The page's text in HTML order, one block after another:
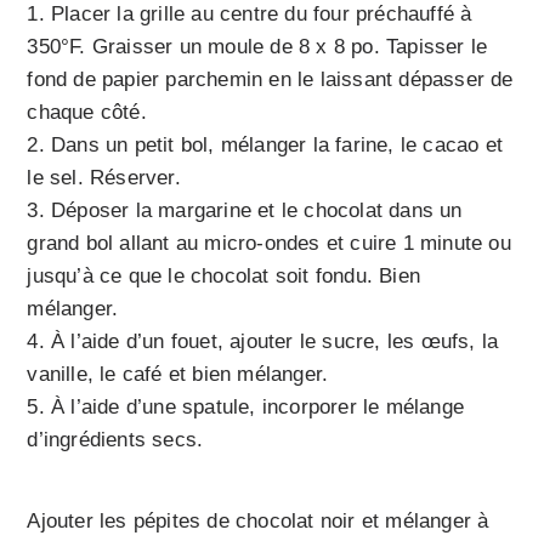
Placer la grille au centre du four préchauffé à
350°F. Graisser un moule de 8 x 8 po. Tapisser le
fond de papier parchemin en le laissant dépasser de
chaque côté.
Dans un petit bol, mélanger la farine, le cacao et
le sel. Réserver.
Déposer la margarine et le chocolat dans un
grand bol allant au micro-ondes et cuire 1 minute ou
jusqu’à ce que le chocolat soit fondu. Bien
mélanger.
À l’aide d’un fouet, ajouter le sucre, les œufs, la
vanille, le café et bien mélanger.
À l’aide d’une spatule, incorporer le mélange
d’ingrédients secs.
Ajouter les pépites de chocolat noir et mélanger à